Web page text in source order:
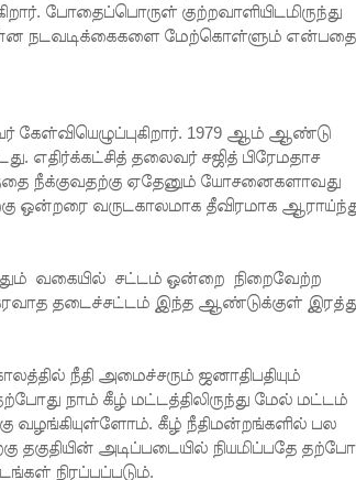
போதைப்பொருள் குற்றவாளியிடமிருந்து
என்ன நடவடிக்கைகளை மேற்கொள்ளும் என்பதை
1979 ஆம் ஆண்டு
தலைவர் சஜித் பிரேமதாச
நீக்குவதற்கு ஏதேனும் யோசனைகளாவது
ஒன்றரை வருடகாலமாக தீவிரமாக
வகையில் சட்டம் ஒன்றை நிறைவேற்ற
தடைச்சட்டம் இந்த ஆண்டுக்குள்
நீதி அமைச்சரும் ஜனாதிபதியும்
நாம் கீழ் மட்டத்திலிருந்து மேல் மட்டம்
வழங்கியுள்ளோம். கீழ் நீதிமன்றங்களில் பல
தகுதியின் அடிப்படையில் நியமிப்பதே
நிரப்பப்படும்.